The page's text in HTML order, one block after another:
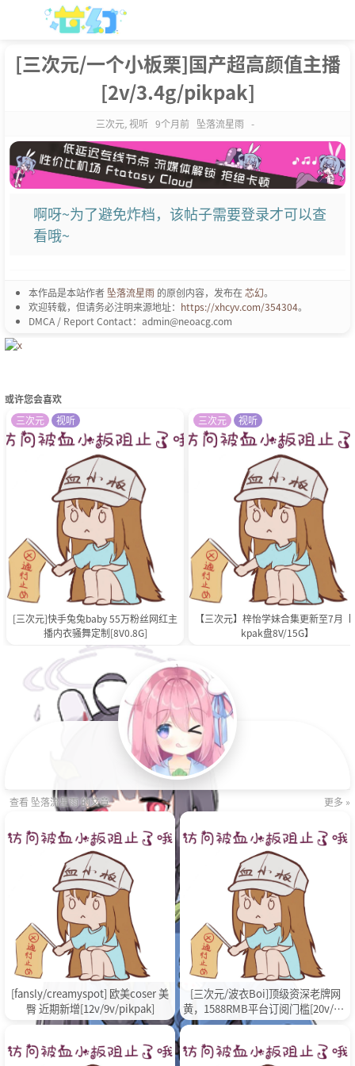
[三次元/一个小板栗]国产超高颜值主播
[2v/3.4g/pikpak]
三次元,视听 9个月前 坠落流星雨 -
啊呀~为了避免炸档，该帖子需要登录才可以查
看哦~
本作品是本站作者 坠落流星雨 的原创内容，发布在芯幻。
欢迎转载，但请务必注明来源地址： https://xhcyv.com/354304。
DMCA / Report Contact：admin@neoacg.com
或许您会喜欢
[三次元]快手兔兔baby 55万粉丝网红主
播内衣骚舞定制[8V0.8G]
三次元 视听
【三次元】梓怡学妹合集更新至7月
kpak盘8V/15G】
三次元 视听
查看 坠落流星雨 的文章 更多 »
[fansly/creamyspot] 欧美coser 美
臀 近期新增[12v/9v/pikpak]
[三次元/波衣Boi]顶级资深老牌网
黄，1588RMB平台订阅门槛[20v/1.4
g/pikpak]